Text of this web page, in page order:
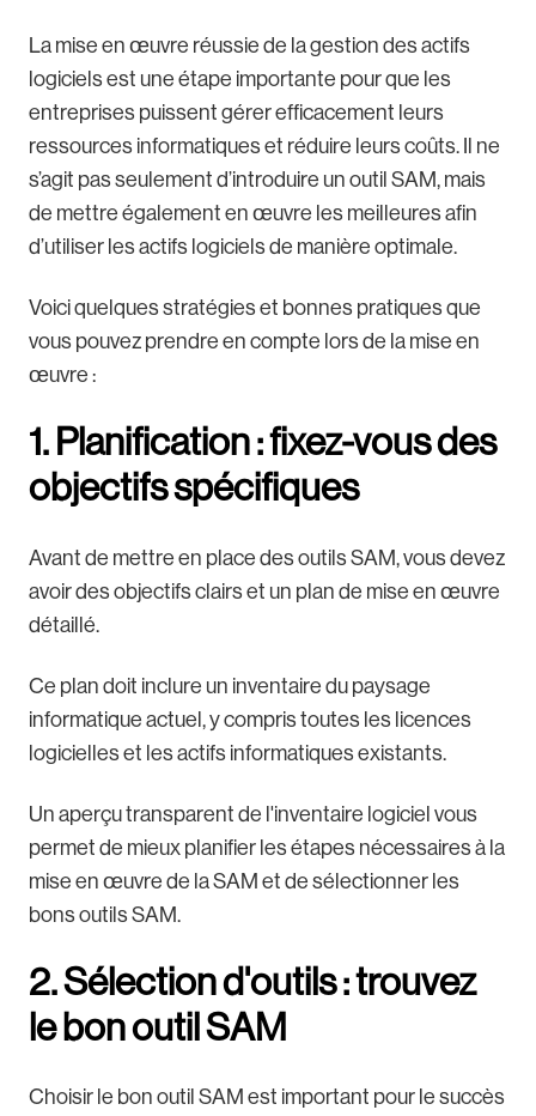
La mise en œuvre réussie de la gestion des actifs
logiciels est une étape importante pour que les
entreprises puissent gérer efficacement leurs
ressources informatiques et réduire leurs coûts. Il ne
s’agit pas seulement d’introduire un outil SAM, mais
de mettre également en œuvre les meilleures afin
d’utiliser les actifs logiciels de manière optimale.
Voici quelques stratégies et bonnes pratiques que
vous pouvez prendre en compte lors de la mise en
œuvre :
1. Planification : fixez-vous des
objectifs spécifiques
Avant de mettre en place des outils SAM, vous devez
avoir des objectifs clairs et un plan de mise en œuvre
détaillé.
Ce plan doit inclure un inventaire du paysage
informatique actuel, y compris toutes les licences
logicielles et les actifs informatiques existants.
Un aperçu transparent de l'inventaire logiciel vous
permet de mieux planifier les étapes nécessaires à la
mise en œuvre de la SAM et de sélectionner les
bons outils SAM.
2. Sélection d'outils : trouvez
le bon outil SAM
Choisir le bon outil SAM est important pour le succès